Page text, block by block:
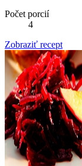
Počet porcií
4
Zobraziť recept